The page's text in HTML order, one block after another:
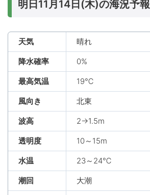
明日11月14日(木)の海況予報
天気 晴れ
降水確率 0%
最高気温 19℃
風向き 北東
波高 2→1.5m
透明度 10～15m
水温 23～24℃
潮回 大潮